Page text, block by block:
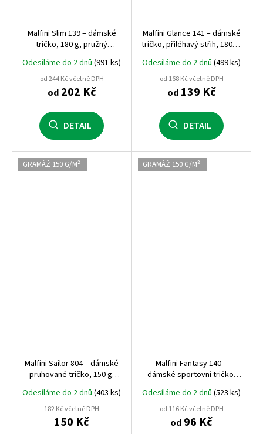
Malfini Slim 139 – dámské
tričko, 180 g, pružný
Odesíláme do 2 dnů (991 ks)
od 244 Kč včetně DPH
od202 Kč
DETAIL
Malfini Glance 141 – dámské
tričko, přiléhavý střih, 180 g,
Odesíláme do 2 dnů (499 ks)
od 168 Kč včetně DPH
od139 Kč
DETAIL
GRAMÁŽ 150 G/M²
Malfini Sailor 804 – dámské
pruhované tričko, 150 g,
100% bavlna, projmutý střih
Odesíláme do 2 dnů (403 ks)
182 Kč včetně DPH
150 Kč
GRAMÁŽ 150 G/M²
Malfini Fantasy 140 –
dámské sportovní tričko,
rychleschnoucí, 150 g, 100%
polyester
Odesíláme do 2 dnů (523 ks)
od 116 Kč včetně DPH
od 96 Kč